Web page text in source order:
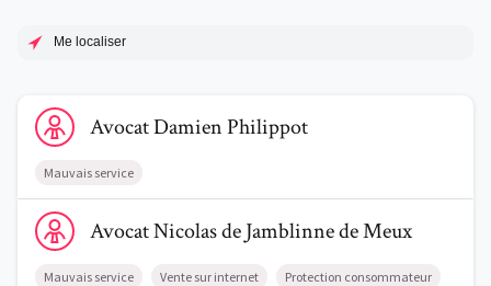
Me localiser
Voir le profil de AvocatDamien Philippot
AvocatDamienPhilippot
Mauvais service
Voir le profil de AvocatNicolas de Jamblinne de Meux
AvocatNicolasde Jamblinne de Meux
Mauvais service Vente sur internet Protection consommateur